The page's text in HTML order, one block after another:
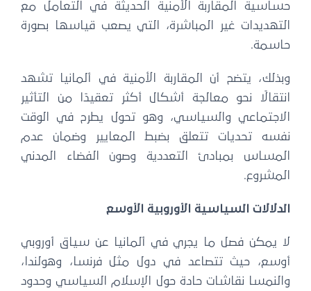
حساسية المقاربة الأمنية الحديثة في التعامل مع
التهديدات غير المباشرة، التي يصعب قياسها بصورة
حاسمة.
وبذلك، يتضح أن المقاربة الأمنية في ألمانيا تشهد
انتقالًا نحو معالجة أشكال أكثر تعقيدًا من التأثير
الاجتماعي والسياسي، وهو تحول يطرح في الوقت
نفسه تحديات تتعلق بضبط المعايير وضمان عدم
المساس بمبادئ التعددية وصون الفضاء المدني
المشروع.
الدلالات السياسية الأوروبية الأوسع
لا يمكن فصل ما يجري في ألمانيا عن سياق أوروبي
أوسع، حيث تتصاعد في دول مثل فرنسا، وهولندا،
والنمسا نقاشات حادة حول الإسلام السياسي وحدود